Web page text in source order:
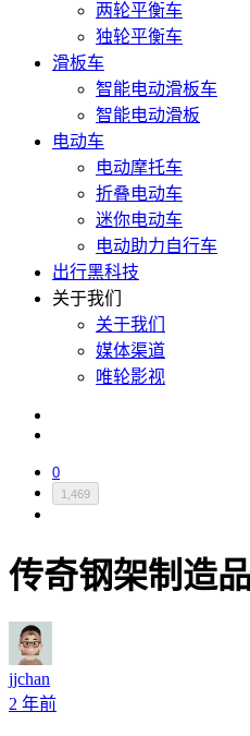
两轮平衡车
独轮平衡车
滑板车
智能电动滑板车
智能电动滑板
电动车
电动摩托车
折叠电动车
迷你电动车
电动助力自行车
出行黑科技
关于我们
关于我们
媒体渠道
唯轮影视
0
1,469
传奇钢架制造
jjchan
2 年前